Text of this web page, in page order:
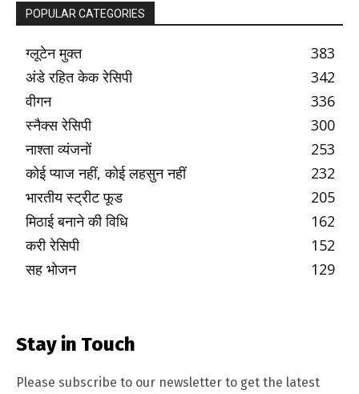
POPULAR CATEGORIES
ग्लूटेन मुक्त
383
अंडे रहित केक रेसिपी
342
वीगन
336
स्नैक्स रेसिपी
300
नाश्ता व्यंजनों
253
कोई प्याज नहीं, कोई लहसुन नहीं
232
भारतीय स्ट्रीट फूड
205
मिठाई बनाने की विधि
162
करी रेसिपी
152
सह भोजन
129
Stay in Touch
Please subscribe to our newsletter to get the latest